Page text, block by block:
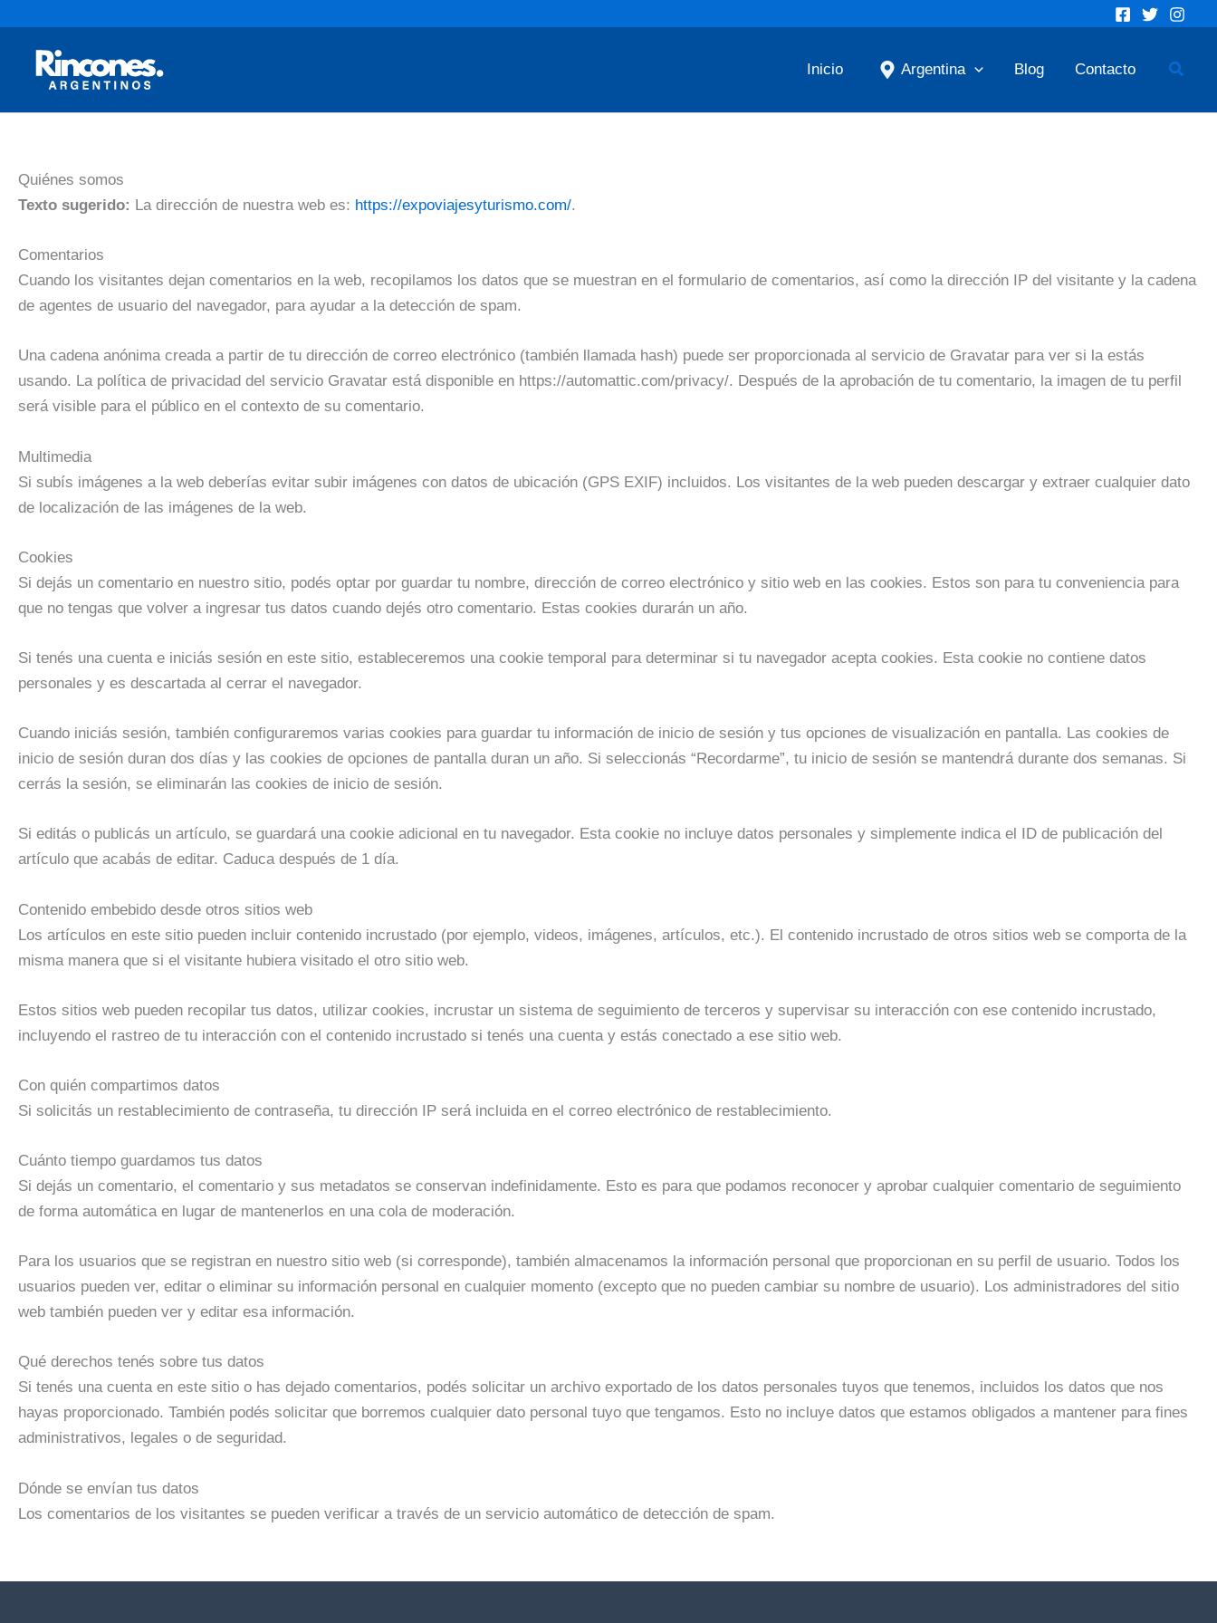
contenido
Inicio Argentina Blog Contacto
Quiénes somos
Texto sugerido: La dirección de nuestra web es: https://expoviajesyturismo.com/.
Comentarios
Cuando los visitantes dejan comentarios en la web, recopilamos los datos que se muestran en el formulario de comentarios, así como la dirección IP del visitante y la cadena
de agentes de usuario del navegador, para ayudar a la detección de spam.
Una cadena anónima creada a partir de tu dirección de correo electrónico (también llamada hash) puede ser proporcionada al servicio de Gravatar para ver si la estás
usando. La política de privacidad del servicio Gravatar está disponible en https://automattic.com/privacy/. Después de la aprobación de tu comentario, la imagen de tu perfil
será visible para el público en el contexto de su comentario.
Multimedia
Si subís imágenes a la web deberías evitar subir imágenes con datos de ubicación (GPS EXIF) incluidos. Los visitantes de la web pueden descargar y extraer cualquier dato
de localización de las imágenes de la web.
Cookies
Si dejás un comentario en nuestro sitio, podés optar por guardar tu nombre, dirección de correo electrónico y sitio web en las cookies. Estos son para tu conveniencia para
que no tengas que volver a ingresar tus datos cuando dejés otro comentario. Estas cookies durarán un año.
Si tenés una cuenta e iniciás sesión en este sitio, estableceremos una cookie temporal para determinar si tu navegador acepta cookies. Esta cookie no contiene datos
personales y es descartada al cerrar el navegador.
Cuando iniciás sesión, también configuraremos varias cookies para guardar tu información de inicio de sesión y tus opciones de visualización en pantalla. Las cookies de
inicio de sesión duran dos días y las cookies de opciones de pantalla duran un año. Si seleccionás “Recordarme”, tu inicio de sesión se mantendrá durante dos semanas. Si
cerrás la sesión, se eliminarán las cookies de inicio de sesión.
Si editás o publicás un artículo, se guardará una cookie adicional en tu navegador. Esta cookie no incluye datos personales y simplemente indica el ID de publicación del
artículo que acabás de editar. Caduca después de 1 día.
Contenido embebido desde otros sitios web
Los artículos en este sitio pueden incluir contenido incrustado (por ejemplo, videos, imágenes, artículos, etc.). El contenido incrustado de otros sitios web se comporta de la
misma manera que si el visitante hubiera visitado el otro sitio web.
Estos sitios web pueden recopilar tus datos, utilizar cookies, incrustar un sistema de seguimiento de terceros y supervisar su interacción con ese contenido incrustado,
incluyendo el rastreo de tu interacción con el contenido incrustado si tenés una cuenta y estás conectado a ese sitio web.
Con quién compartimos datos
Si solicitás un restablecimiento de contraseña, tu dirección IP será incluida en el correo electrónico de restablecimiento.
Cuánto tiempo guardamos tus datos
Si dejás un comentario, el comentario y sus metadatos se conservan indefinidamente. Esto es para que podamos reconocer y aprobar cualquier comentario de seguimiento
de forma automática en lugar de mantenerlos en una cola de moderación.
Para los usuarios que se registran en nuestro sitio web (si corresponde), también almacenamos la información personal que proporcionan en su perfil de usuario. Todos los
usuarios pueden ver, editar o eliminar su información personal en cualquier momento (excepto que no pueden cambiar su nombre de usuario). Los administradores del sitio
web también pueden ver y editar esa información.
Qué derechos tenés sobre tus datos
Si tenés una cuenta en este sitio o has dejado comentarios, podés solicitar un archivo exportado de los datos personales tuyos que tenemos, incluidos los datos que nos
hayas proporcionado. También podés solicitar que borremos cualquier dato personal tuyo que tengamos. Esto no incluye datos que estamos obligados a mantener para fines
administrativos, legales o de seguridad.
Dónde se envían tus datos
Los comentarios de los visitantes se pueden verificar a través de un servicio automático de detección de spam.